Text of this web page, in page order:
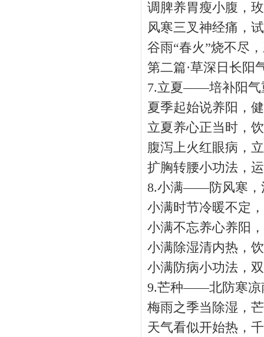
调脾养胃瘦小腹，
风寒三叉神经痛，
谷雨“春火”烧不尽
第二篇·草深日长
7.立夏——培补阳气
夏季起始说养阳，
立夏养心正当时，
腹泻上火红眼病，
扩胸转腰小功法，
8.小满——防风寒，
小满时节冷暖不定
小满不忘养心养阳
小满除湿清内热，
小满防病小功法，
9.芒种——北防寒凉
梅雨之季当除湿，
天气看似开始热，